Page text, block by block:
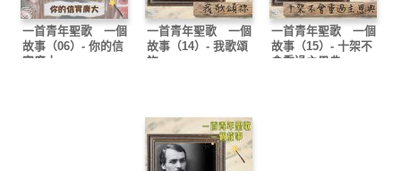
一首青年聖歌 一個
故事（06）- 你的信
實廣大
一首青年聖歌 一個
故事（14）- 我歌頌
祢
一首青年聖歌 一個
故事（15）- 十架不
會重過主恩典